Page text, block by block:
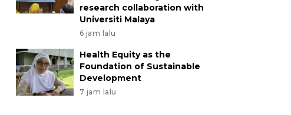
kebutuhan pengisian BBM yang dilakukan secara
Yogi/YU
research collaboration with
Universiti Malaya
6 jam lalu
Health Equity as the
Foundation of Sustainable
Development
7 jam lalu